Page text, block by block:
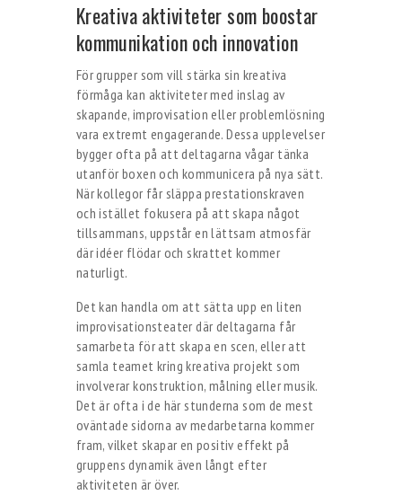
Kreativa aktiviteter som boostar
kommunikation och innovation
För grupper som vill stärka sin kreativa
förmåga kan aktiviteter med inslag av
skapande, improvisation eller problemlösning
vara extremt engagerande. Dessa upplevelser
bygger ofta på att deltagarna vågar tänka
utanför boxen och kommunicera på nya sätt.
När kollegor får släppa prestationskraven
och istället fokusera på att skapa något
tillsammans, uppstår en lättsam atmosfär
där idéer flödar och skrattet kommer
naturligt.
Det kan handla om att sätta upp en liten
improvisationsteater där deltagarna får
samarbeta för att skapa en scen, eller att
samla teamet kring kreativa projekt som
involverar konstruktion, målning eller musik.
Det är ofta i de här stunderna som de mest
oväntade sidorna av medarbetarna kommer
fram, vilket skapar en positiv effekt på
gruppens dynamik även långt efter
aktiviteten är över.